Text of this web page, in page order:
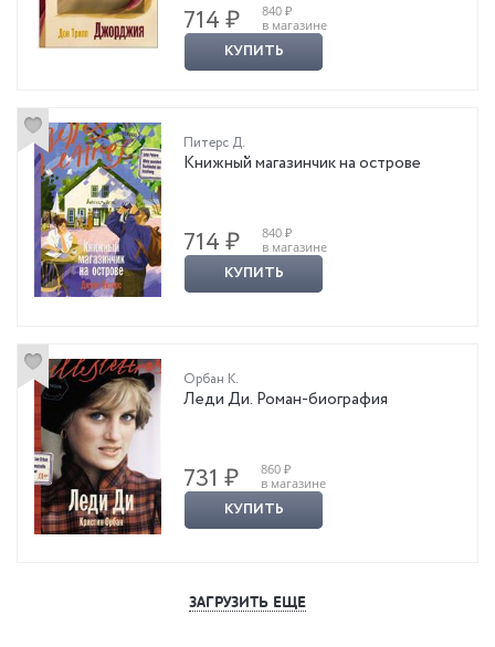
714 ₽
840 ₽
в магазине
КУПИТЬ
Питерс Д.
Книжный магазинчик на острове
714 ₽
840 ₽
в магазине
КУПИТЬ
Орбан К.
Леди Ди. Роман-биография
731 ₽
860 ₽
в магазине
КУПИТЬ
ЗАГРУЗИТЬ ЕЩЕ